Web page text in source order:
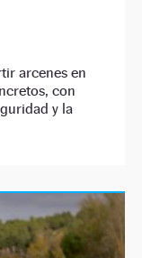
arcenes en
con
y la